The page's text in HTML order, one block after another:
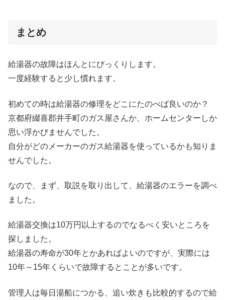
まとめ
給湯器の故障はほんとにびっくりします。
一度経験すると少し慣れます。
初めての時は給湯器の修理をどこにたのべば良いのか？
京都府綴喜郡井手町のガス屋さんか、ホームセンターしか
思い浮かびませんでした。
自分がどのメーカーのガス給湯器を使っているかも知りま
せんでした。
なので、まず、取説を取り出して、給湯器のエラーを調べ
ました。
給湯器交換は10万円以上するのでなるべく安いところを
探しました。
給湯器の寿命が30年とかあればよいのですが、実際には
10年～15年くらいで故障するとことが多いです。
管理人は毎日湯船につかる、追い炊きも比較的するので給